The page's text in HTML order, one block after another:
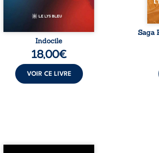
Indocile
18,00€
VOIR CE LIVRE
Saga